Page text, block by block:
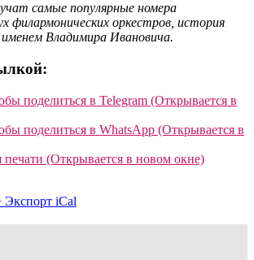
самые популярные номера
филармонических оркестров, история
Владимира Ивановича.
поделиться в Telegram (Открывается в
поделиться в WhatsApp (Открывается в
(Открывается в новом окне)
Экспорт iCal